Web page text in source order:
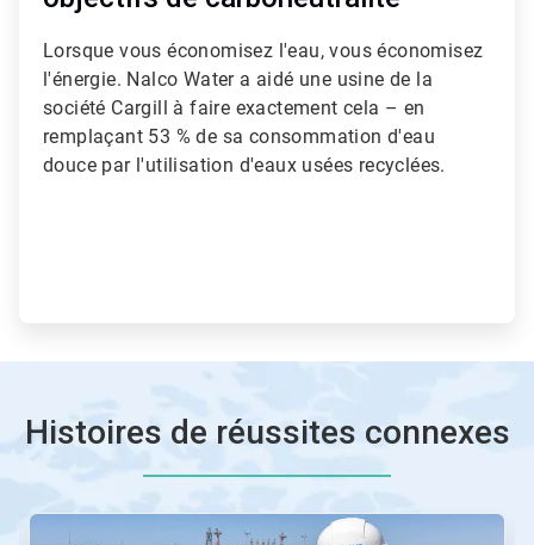
Lorsque vous économisez l'eau, vous économisez
l'énergie.​​​​​​​ Nalco Water a aidé une usine de la
société Cargill à faire exactement cela – en
remplaçant 53 % de sa consommation d'eau
douce par l'utilisation d'eaux usées recyclées.
Histoires de réussites connexes
Ceci